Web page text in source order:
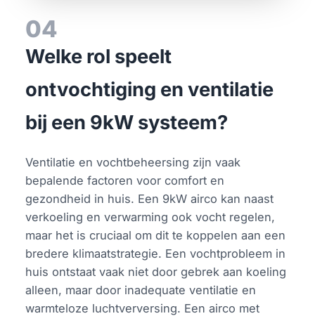
04
Welke rol speelt
ontvochtiging en ventilatie
bij een 9kW systeem?
Ventilatie en vochtbeheersing zijn vaak
bepalende factoren voor comfort en
gezondheid in huis. Een 9kW airco kan naast
verkoeling en verwarming ook vocht regelen,
maar het is cruciaal om dit te koppelen aan een
bredere klimaatstrategie. Een vochtprobleem in
huis ontstaat vaak niet door gebrek aan koeling
alleen, maar door inadequate ventilatie en
warmteloze luchtverversing. Een airco met